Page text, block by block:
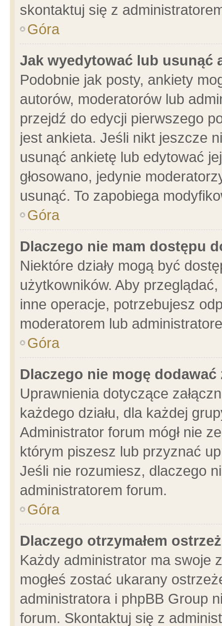
skontaktuj się z
Góra
Jak wyedytować lub usunąć
Podobnie jak posty, ankiety
autorów, moderatorów lub
przejdź do edycji pierwszego
jest ankieta. Jeśli nikt jeszcze
usunąć ankietę lub edytować
głosowano, jedynie
usunąć. To zapobiega
Góra
Dlaczego nie mam dostępu
Niektóre działy mogą być
użytkowników. Aby
inne operacje, potrzebujesz
moderatorem lub
Góra
Dlaczego nie mogę dodawać
Uprawnienia dotyczące
każdego działu, dla każdej
Administrator forum mógł nie
którym piszesz lub przyznać
Jeśli nie rozumiesz, dlaczego
administratorem forum.
Góra
Dlaczego otrzymałem
Każdy administrator ma swoje
mogłeś zostać ukarany
administratora i phpBB Group
forum. Skontaktuj się z